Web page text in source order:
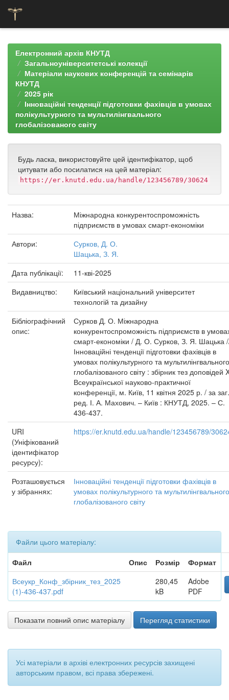
navigationЕлектронний архів КНУТД
Загальноуніверситетські колекції
Матеріали наукових конференцій та семінарів
КНУТД
2025 рік
Інноваційні тенденції підготовки фахівців в умовах
полікультурного та мультилінгвального
глобалізованого світу
Будь ласка, використовуйте цей ідентифікатор, щоб
цитувати або посилатися на цей матеріал:
https://er.knutd.edu.ua/handle/123456789/30624
Назва:
Міжнародна конкурентоспроможність
підприємств в умовах смарт-економіки
Автори:
Сурков, Д. О.
Шацька, З. Я.
Дата публікації:
11-кві-2025
Видавництво:
Київський національний університет
технологій та дизайну
Бібліографічний
опис:
Сурков Д. О. Міжнародна
конкурентоспроможність підприємств в
смарт-економіки / Д. О. Сурков, З. Я. Шацька
Інноваційні тенденції підготовки фахівців в
умовах полікультурного та мультилінгвального
глобалізованого світу : збірник тез доповідей
Всеукраїнської науково-практичної
конференції, м. Київ, 11 квітня 2025 р. / за заг.
ред. І. А. Махович. – Київ : КНУТД, 2025. – С.
436-437.
URI
(Уніфікований
ідентифікатор
ресурсу):
https://er.knutd.edu.ua/handle/123456789/
Розташовується
у зібраннях:
Інноваційні тенденції підготовки фахівців в
умовах полікультурного та мультилінгвального
глобалізованого світу
Файли цього матеріалу:
Файл
Опис Розмір
Формат
Всеукр_Конф_збірник_тез_2025
(1)-436-437.pdf
280,45
kB
Adobe
PDF
Показати повний опис матеріалу Перегляд статистики
Усі матеріали в архіві електронних ресурсів захищені
авторським правом, всі права збережені.